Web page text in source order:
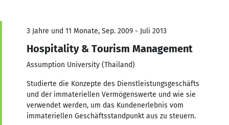
3 Jahre und 11 Monate, Sep. 2009 - Juli 2013
Hospitality & Tourism Management
Assumption University (Thailand)
Studierte die Konzepte des Dienstleistungsgeschäfts
und der immateriellen Vermögenswerte und wie sie
verwendet werden, um das Kundenerlebnis vom
immateriellen Geschäftsstandpunkt aus zu steuern.